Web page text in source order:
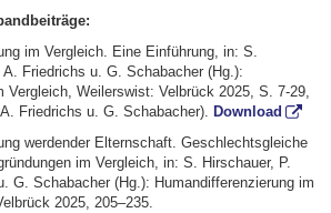
im Vergleich. Eine Einführung, in: S.
A. Friedrichs u. G. Schabacher (Hg.):
Vergleich, Weilerswist: Velbrück 2025, S. 7-29,
Friedrichs u. G. Schabacher). Download
werdender Elternschaft. Geschlechtsgleiche
im Vergleich, in: S. Hirschauer, P.
G. Schabacher (Hg.): Humandifferenzierung im
2025, 205–235.